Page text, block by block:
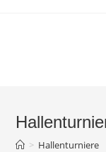
> Hallenturniere